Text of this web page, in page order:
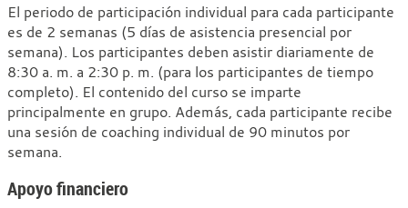
El periodo de participación individual para cada participante
es de 2 semanas (5 días de asistencia presencial por
semana). Los participantes deben asistir diariamente de
8:30 a. m. a 2:30 p. m. (para los participantes de tiempo
completo). El contenido del curso se imparte
principalmente en grupo. Además, cada participante recibe
una sesión de coaching individual de 90 minutos por
semana.
Apoyo financiero